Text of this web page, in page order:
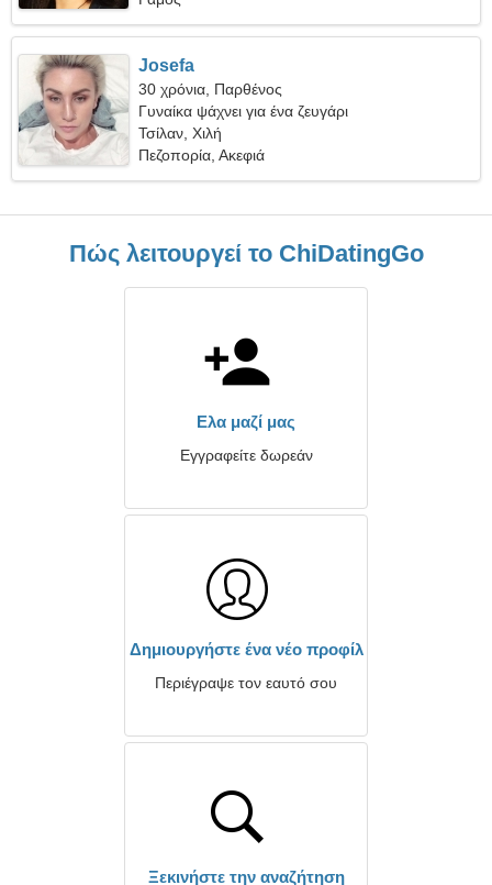
Josefa
30 χρόνια, Παρθένος
Γυναίκα ψάχνει για ένα ζευγάρι
Τσίλαν, Χιλή
Πεζοπορία, Ακεφιά
Πώς λειτουργεί το ChiDatingGo
Ελα μαζί μας
Εγγραφείτε δωρεάν
Δημιουργήστε ένα νέο προφίλ
Περιέγραψε τον εαυτό σου
Ξεκινήστε την αναζήτηση